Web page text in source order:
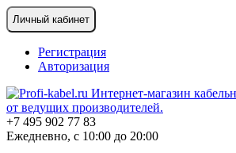
Личный кабинет
Регистрация
Авторизация
+7 495 902 77 83
Ежедневно, с 10:00 до 20:00